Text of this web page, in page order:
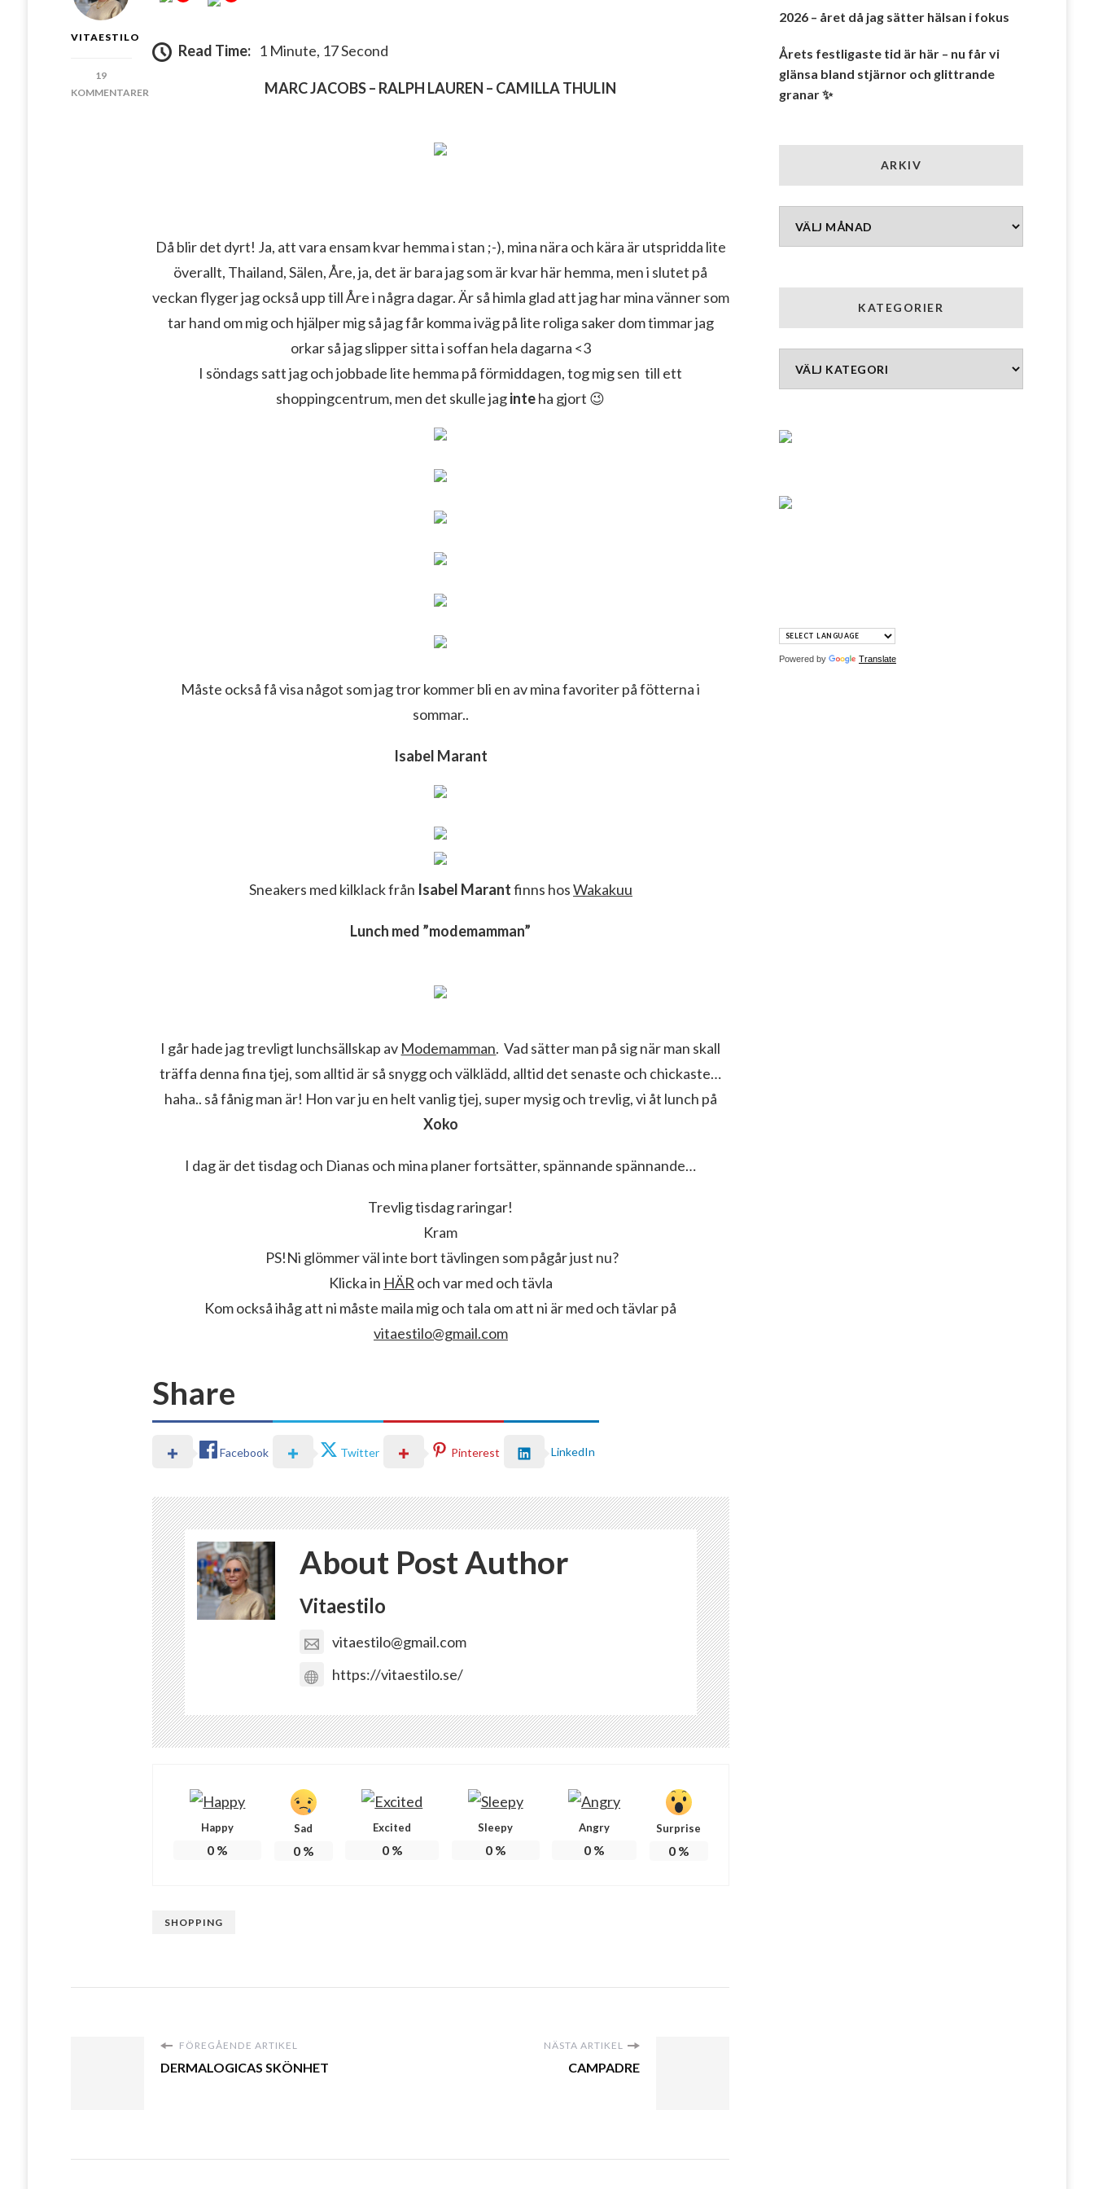
VITAESTILO
19
KOMMENTARER
Read Time: 1 Minute, 17 Second
MARC JACOBS – RALPH LAUREN – CAMILLA THULIN
Då blir det dyrt! Ja, att vara ensam kvar hemma i stan ;-), mina nära och kära är utspridda lite
överallt, Thailand, Sälen, Åre, ja, det är bara jag som är kvar här hemma, men i slutet på
veckan flyger jag också upp till Åre i några dagar. Är så himla glad att jag har mina vänner som
tar hand om mig och hjälper mig så jag får komma iväg på lite roliga saker dom timmar jag
orkar så jag slipper sitta i soffan hela dagarna <3
I söndags satt jag och jobbade lite hemma på förmiddagen, tog mig sen till ett
shoppingcentrum, men det skulle jaginteha gjort 😉
Måste också få visa något som jag tror kommer bli en av mina favoriter på fötterna i
sommar..
Isabel Marant
Sneakers med kilklack från Isabel Marantfinns hosWakakuu
Lunch med ”modemamman”
I går hade jag trevligt lunchsällskap av Modemamman. Vad sätter man på sig när man skall
träffa denna fina tjej, som alltid är så snygg och välklädd, alltid det senaste och chickaste…
haha.. så fånig man är! Hon var ju en helt vanlig tjej, super mysig och trevlig, vi åt lunch på
Xoko
I dag är det tisdag och Dianas och mina planer fortsätter, spännande spännande…
Trevlig tisdag raringar!
Kram
PS!Ni glömmer väl inte bort tävlingen som pågår just nu?
Klicka in HÄR och var med och tävla
Kom också ihåg att ni måste maila mig och tala om att ni är med och tävlar på
vitaestilo@gmail.com
Share
Facebook Twitter Pinterest LinkedIn
About Post Author
Vitaestilo
vitaestilo@gmail.com
https://vitaestilo.se/
Happy
0 %
Sad
0%
Excited
0%
Sleepy
0%
Angry
0 %
Surprise
0%
SHOPPING
FÖREGÅENDE ARTIKEL
DERMALOGICAS SKÖNHET
NÄSTA ARTIKEL
CAMPADRE
2026 – året då jag sätter hälsan i fokus
Årets festligaste tid är här – nu får vi
glänsa bland stjärnor och glittrande
granar ✨
ARKIV
Arkiv
KATEGORIER
Kategorier
Powered by Translate